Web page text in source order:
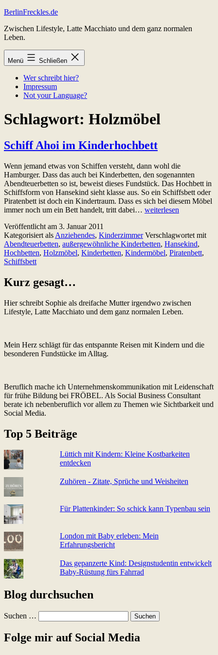
Zum
springen
BerlinFreckles.de
Zwischen Lifestyle, Latte Macchiato und dem ganz normalen
Leben.
Menü Schließen
Wer schreibt hier?
Impressum
Not your Language?
Schlagwort: Holzmöbel
Schiff Ahoi im Kinderhochbett
Wenn jemand etwas von Schiffen versteht, dann wohl die
Hamburger. Dass das auch bei Kinderbetten, den sogenannten
Abendteuerbetten so ist, beweist dieses Fundstück. Das Hochbett in
Schiffsform von Hansekind sieht klasse aus. So ein Schiffsbett oder
Piratenbett ist doch ein Kindertraum. Dass es sich bei diesem Möbel
immer noch um ein Bett handelt, tritt dabei… Schiff
Kinderhochbett
weiterlesen
Veröffentlicht am 3. Januar 2011
Kategorisiert als Anziehendes, Kinderzimmer Verschlagwortet mit
Abendteuerbetten, außergewöhnliche Kinderbetten, Hansekind,
Hochbetten, Holzmöbel, Kinderbetten, Kindermöbel, Piratenbett,
Schiffsbett
Kurz gesagt…
Hier schreibt Sophie als dreifache Mutter irgendwo zwischen
Lifestyle, Latte Macchiato und dem ganz normalen Leben.
Mein Herz schlägt für das entspannte Reisen mit Kindern und die
besonderen Fundstücke im Alltag.
Beruflich mache ich Unternehmenskommunikation mit Leidenschaft
für frühe Bildung bei FRÖBEL. Als Social Business Consultant
berate ich nebenberuflich vor allem zu Themen wie Sichtbarkeit und
Social Media.
Top 5 Beiträge
Lüttich mit Kindern: Kleine Kostbarkeiten
entdecken
Zuhören - Zitate, Sprüche und Weisheiten
Für Plattenkinder: So schick kann Typenbau sein
London mit Baby erleben: Mein
Erfahrungsbericht
Das gepanzerte Kind: Designstudentin entwickelt
Baby-Rüstung fürs Fahrrad
Blog durchsuchen
Suchen …
Folge mir auf Social Media